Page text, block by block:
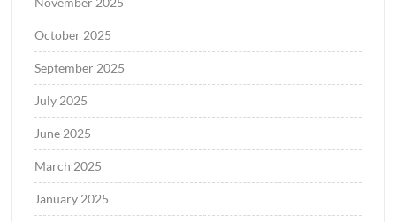
October 2025
September 2025
July 2025
June 2025
March 2025
January 2025